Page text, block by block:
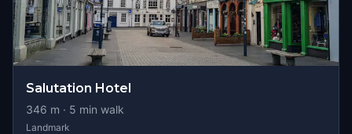
Salutation Hotel
346 m · 5 min walk
Landmark